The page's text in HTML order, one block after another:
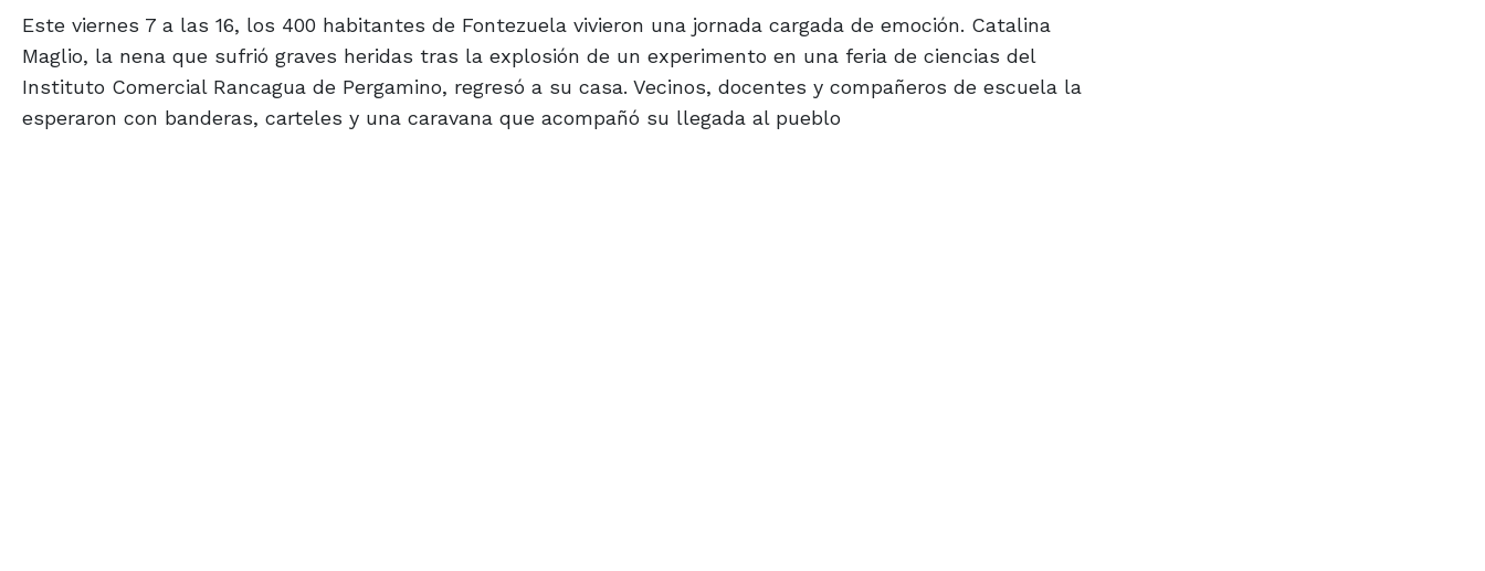
Este viernes 7 a las 16, los 400 habitantes de Fontezuela vivieron una jornada cargada de emoción. Catalina
Maglio, la nena que sufrió graves heridas tras la explosión de un experimento en una feria de ciencias del
Instituto Comercial Rancagua de Pergamino, regresó a su casa. Vecinos, docentes y compañeros de escuela la
esperaron con banderas, carteles y una caravana que acompañó su llegada al pueblo